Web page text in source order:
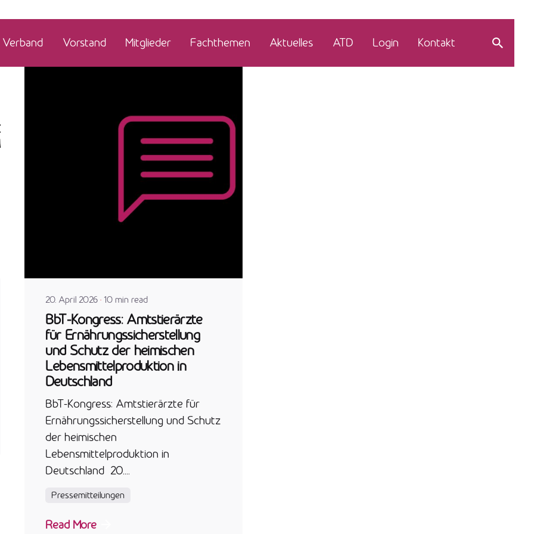
Verband Vorstand Mitglieder Fachthemen Aktuelles ATD Login Kontakt
20. April 2026 10 min read
BbT-Kongress: Amtstierärzte
für Ernährungssicherstellung
und Schutz der heimischen
Lebensmittelproduktion in
Deutschland
BbT-Kongress: Amtstierärzte für
Ernährungssicherstellung und Schutz
der heimischen
Lebensmittelproduktion in
Deutschland 20....
Pressemitteilungen
Read More